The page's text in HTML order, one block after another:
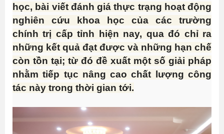
học, bài viết đánh giá thực trạng hoạt động
nghiên cứu khoa học của các trường
chính trị cấp tỉnh hiện nay, qua đó chỉ ra
những kết quả đạt được và những hạn chế
còn tồn tại; từ đó đề xuất một số giải pháp
nhằm tiếp tục nâng cao chất lượng công
tác này trong thời gian tới.